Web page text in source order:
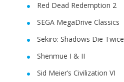
Red Dead Redemption 2
SEGA MegaDrive Classics
Sekiro: Shadows Die Twice
Shenmue I & II
Sid Meier’s Civilization VI